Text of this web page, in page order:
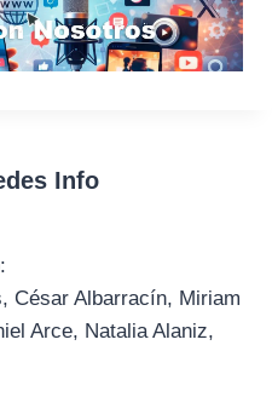
Info
César Albarracín, Miriam
Arce, Natalia Alaniz,